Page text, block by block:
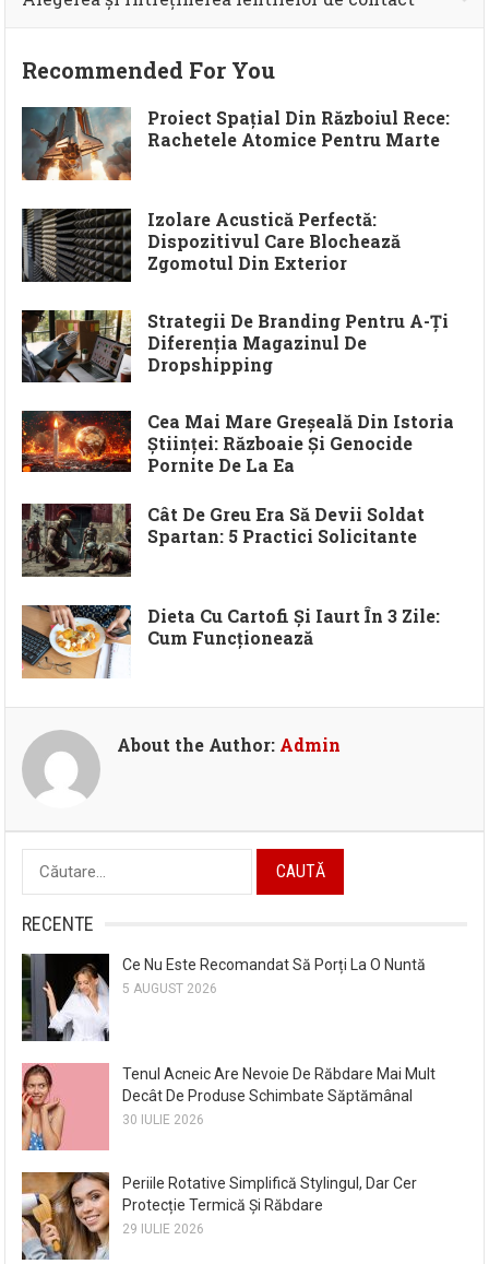
Recommended For You
Proiect Spațial Din Războiul Rece:
Rachetele Atomice Pentru Marte
Izolare Acustică Perfectă:
Dispozitivul Care Blochează
Zgomotul Din Exterior
Strategii De Branding Pentru A-Ți
Diferenția Magazinul De
Dropshipping
Cea Mai Mare Greșeală Din Istoria
Științei: Războaie Și Genocide
Pornite De La Ea
Cât De Greu Era Să Devii Soldat
Spartan: 5 Practici Solicitante
Dieta Cu Cartofi Și Iaurt În 3 Zile:
Cum Funcționează
About the Author: Admin
Caută
după:
RECENTE
Ce Nu Este Recomandat Să Porți La O Nuntă
5 AUGUST 2026
Tenul Acneic Are Nevoie De Răbdare Mai Mult
Decât De Produse Schimbate Săptămânal
30 IULIE 2026
Periile Rotative Simplifică Stylingul, Dar Cer
Protecție Termică Și Răbdare
29 IULIE 2026